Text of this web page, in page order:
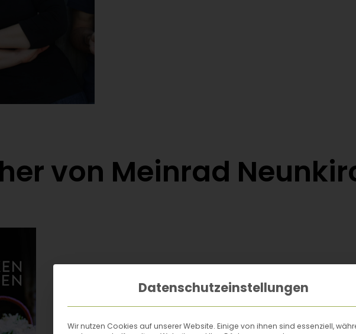
von Meinrad
Datenschutzeinstellungen
Wir nutzen Cookies auf unserer Website. Einige von ihnen sind essenziell,